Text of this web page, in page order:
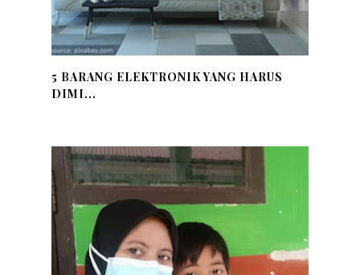
5 BARANG ELEKTRONIK YANG HARUS
DIMI...